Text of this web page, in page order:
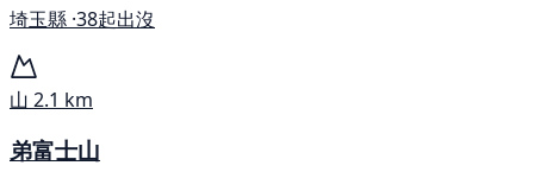
埼玉縣 ·38起出沒
山 2.1 km
弟富士山